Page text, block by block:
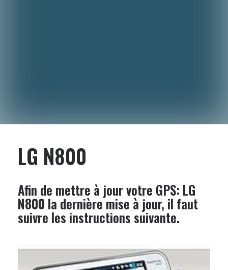
LG N800
Afin de mettre à jour votre GPS: LG
N800 la dernière mise à jour, il faut
suivre les instructions suivante.